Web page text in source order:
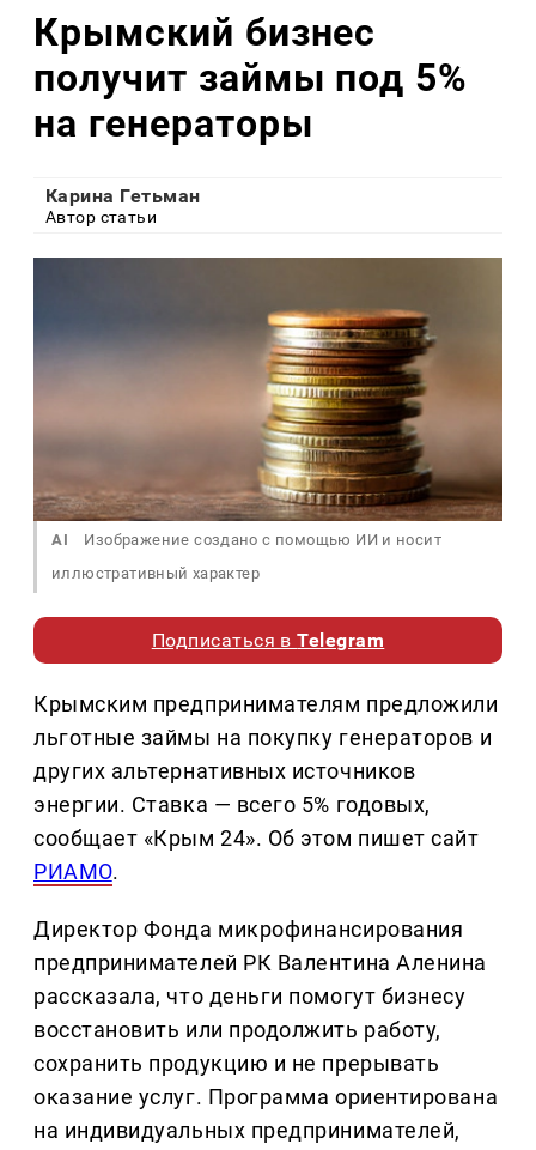
Крымский бизнес
получит займы под 5%
на генераторы
Карина Гетьман
Автор статьи
AI
Изображение создано с помощью ИИ и носит
иллюстративный характер
Подписаться вTelegram
Крымским предпринимателям предложили
льготные займы на покупку генераторов и
других альтернативных источников
энергии. Ставка — всего 5% годовых,
сообщает «Крым 24». Об этом пишет сайт
РИАМО.
Директор Фонда микрофинансирования
предпринимателей РК Валентина Аленина
рассказала, что деньги помогут бизнесу
восстановить или продолжить работу,
сохранить продукцию и не прерывать
оказание услуг. Программа ориентирована
на индивидуальных предпринимателей,